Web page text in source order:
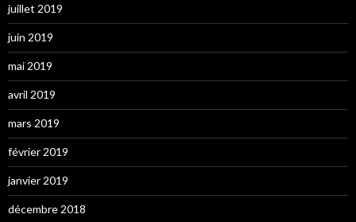
juillet 2019
juin 2019
mai 2019
avril 2019
mars 2019
février 2019
janvier 2019
décembre 2018